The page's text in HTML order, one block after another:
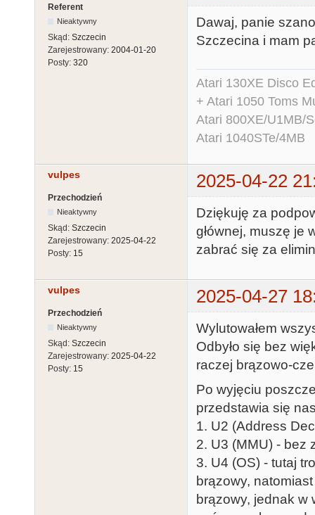
Referent
Nieaktywny
Skąd: Szczecin
Zarejestrowany: 2004-01-20
Posty: 320
Dawaj, panie
Szczecina i mam
Atari 130XE Disco
+ Atari 1050 Toms
Atari 800XE/U1MB/
Atari 1040STe/4MB
vulpes 2025-04-22
Przechodzień
Nieaktywny
Skąd: Szczecin
Zarejestrowany: 2025-04-22
Posty: 15
Dziękuję za
głównej, muszę je
zabrać się za
vulpes 2025-04-27
Przechodzień
Nieaktywny
Skąd: Szczecin
Zarejestrowany: 2025-04-22
Posty: 15
Wylutowałem
Odbyło się bez
raczej brązowo-
Po wyjęciu
przedstawia się
1. U2 (Address
2. U3 (MMU) - bez
3. U4 (OS) - tutaj
brązowy,
brązowy, jednak w